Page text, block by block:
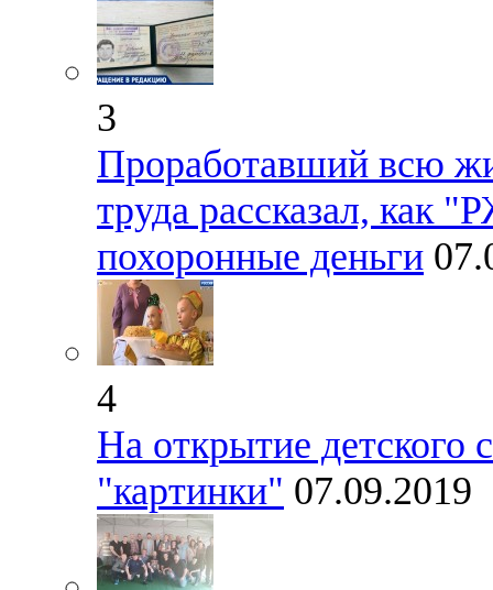
3
Проработавший всю
труда рассказал, как
похоронные деньги
4
На открытие детского
"картинки" 07.09.2019